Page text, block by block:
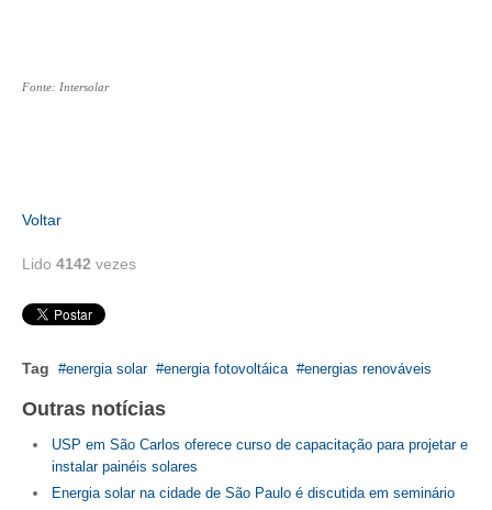
COMUNICAÇÃO
CONTEÚDO ESPECIAL
JORNAL DO ENGENHEIRO
AGENDA
SEESP NOTÍCIAS
NOTÍCIAS NO WHATSAPP
FOTOS
PUBLICAÇÕES
Fonte: Intersolar
Voltar
Lido 4142 vezes
Tag energia solar energia fotovoltáica energias renováveis
Outras notícias
USP em São Carlos oferece curso de capacitação para projetar e
instalar painéis solares
Energia solar na cidade de São Paulo é discutida em seminário